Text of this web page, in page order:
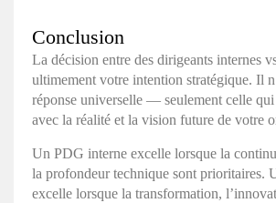
Conclusion
La décision entre des dirigeants internes
ultimement votre intention stratégique. Il
réponse universelle — seulement celle qui
avec la réalité et la vision future de votre
Un PDG interne excelle lorsque la
la profondeur technique sont prioritaires.
excelle lorsque la transformation,